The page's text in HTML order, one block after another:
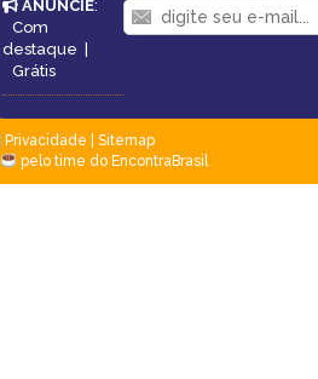
ANUNCIE:
Com
destaque
Grátis
Privacidade
Sitemap
pelo time do EncontraBrasil